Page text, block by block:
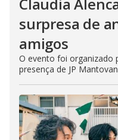
Claudia
surpresa de
amigos
O evento foi organizado
presença de JP